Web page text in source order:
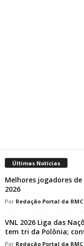
Últimas Notícias
Melhores jogadores
2026
Redação Portal da RMC
VNL 2026 Liga das
tem tri da Polônia;
Redação Portal da RMC